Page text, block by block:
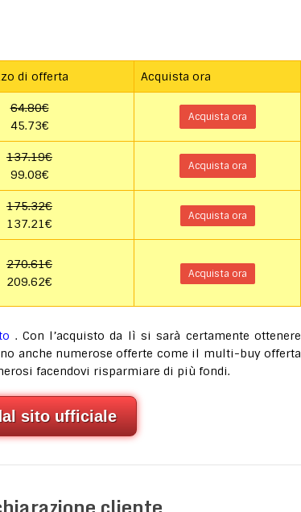
di offerta Acquista ora
64.80€
45.73€
Acquista ora
137.19€
99.08€
Acquista ora
175.32€
137.21€
Acquista ora
270.61€
209.62€
Acquista ora
. Con l’acquisto da lì si sarà certamente ottenere
anche numerose offerte come il multi-buy offerta
facendovi risparmiare di più fondi.
sito ufficiale